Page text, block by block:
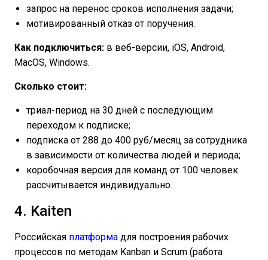
запрос на перенос сроков исполнения задачи;
мотивированный отказ от поручения.
Как подключиться: в веб-версии, iOS, Android,
MacOS, Windows.
Сколько стоит:
триал-период на 30 дней с последующим
переходом к подписке;
подписка от 288 до 400 руб/месяц за сотрудника
в зависимости от количества людей и периода;
коробочная версия для команд от 100 человек
рассчитывается индивидуально.
4. Kaiten
Российская платформа для построения рабочих
процессов по методам Kanban и Scrum (работа